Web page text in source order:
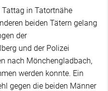
in Tatortnähe
beiden Tätern gelang
der
und der Polizei
nach Mönchengladbach,
werden konnte. Ein
gegen die beiden Männer